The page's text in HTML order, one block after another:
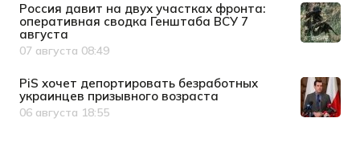
Россия давит на двух участках фронта:
оперативная сводка Генштаба ВСУ 7
августа
Дата публикации
07 августа 08:49
PiS хочет депортировать безработных
украинцев призывного возраста
Дата публикации
06 августа 18:55